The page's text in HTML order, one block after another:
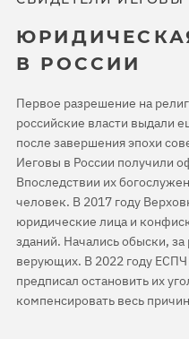
В РОССИИ
Первое разрешение на
российские власти выдали
после завершения эпохи
Иеговы в России получили
Впоследствии их
человек. В 2017 году
юридические лица и
зданий. Начались обыски,
верующих. В 2022 году
предписал остановить их
компенсировать весь